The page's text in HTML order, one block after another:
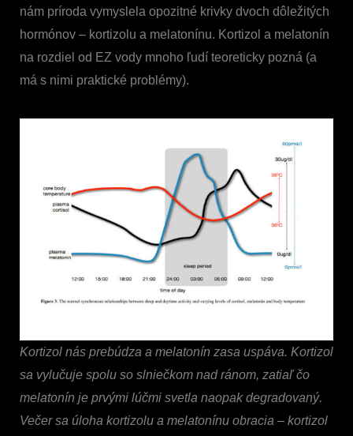
nám príroda vymyslela opozitné krivky dvoch dôležitých
hormónov – kortizolu a melatonínu. Kortizol a melatonín
na rozdiel od EZ vody mnoho ľudí teoreticky pozná (a
má s nimi praktické problémy).
Kortizol nás prebúdza a melatonín zasa uspáva. Kortizol
sa vylučuje spolu so slniečkom nad ránom, zatiaľ čo
melatonín je prvými lúčmi svetla naopak degradovaný.
Večer sa úloha kortizolu a melatonínu obracia – kortizol